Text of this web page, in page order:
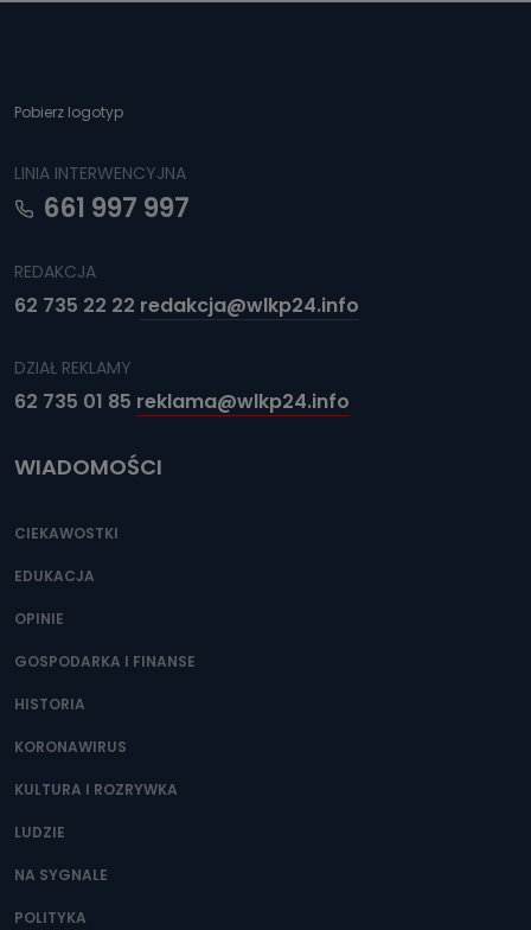
Pobierz logotyp
LINIA INTERWENCYJNA
661 997 997
REDAKCJA
62 735 22 22 redakcja@wlkp24.info
DZIAŁ REKLAMY
62 735 01 85 reklama@wlkp24.info
WIADOMOŚCI
CIEKAWOSTKI
EDUKACJA
OPINIE
GOSPODARKA I FINANSE
HISTORIA
KORONAWIRUS
KULTURA I ROZRYWKA
LUDZIE
NA SYGNALE
POLITYKA